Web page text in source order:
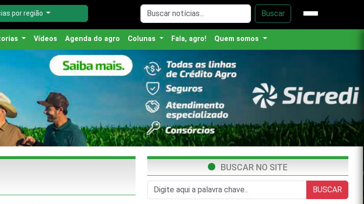
por região Buscar
Vídeos Agenda do agro Colunas Fala, agro! Quem somos
BUSCAR NO SITE
BUSCAR